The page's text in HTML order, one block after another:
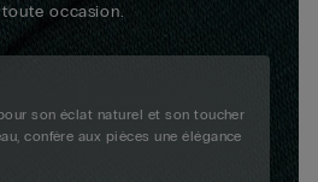
occasion.
son éclat naturel et son toucher
confère aux pièces une élégance